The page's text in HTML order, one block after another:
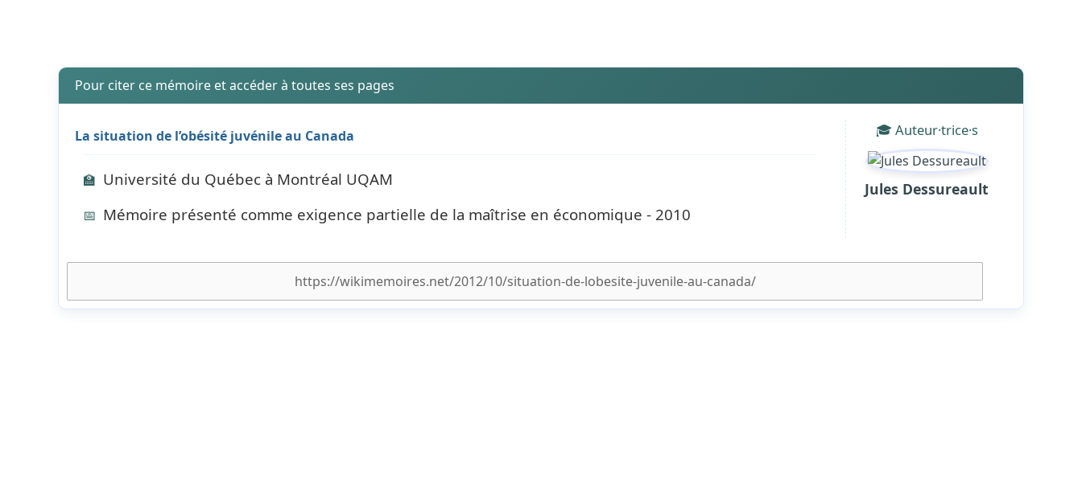
Pour citer ce mémoire et accéder à toutes ses pages
La situation de l’obésité juvénile au Canada
🏫 Université du Québec à Montréal UQAM
📅 Mémoire présenté comme exigence partielle de la maîtrise en économique - 2010
🎓 Auteur·trice·s
Jules Dessureault